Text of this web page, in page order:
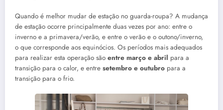
Quando é melhor mudar de estação no guarda-roupa? A mudança
de estação ocorre principalmente duas vezes por ano: entre o
inverno e a primavera/verão, e entre o verão e o outono/inverno,
o que corresponde aos equinócios. Os períodos mais adequados
para realizar esta operação são entre março e abril para a
transição para o calor, e entre setembro e outubro para a
transição para o frio.